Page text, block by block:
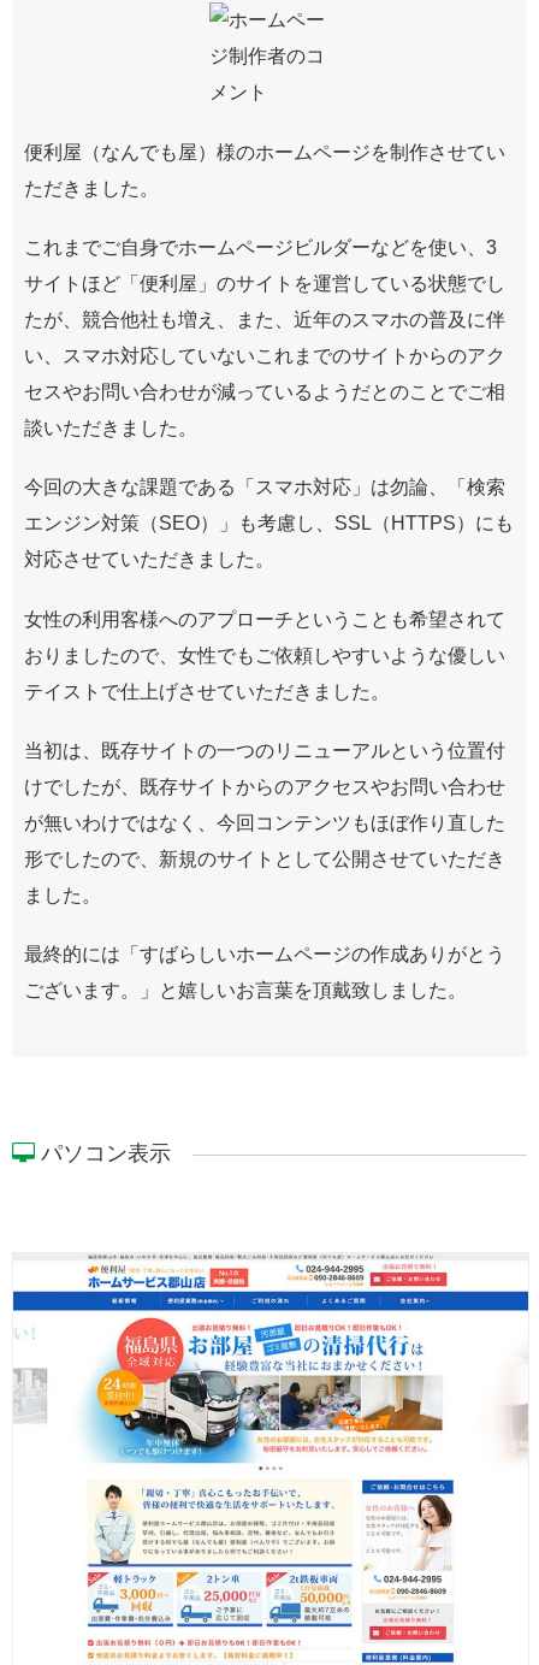
便利屋（なんでも屋）様のホームページを制作させてい
ただきました。
これまでご自身でホームページビルダーなどを使い、3
サイトほど「便利屋」のサイトを運営している状態でし
たが、競合他社も増え、また、近年のスマホの普及に伴
い、スマホ対応していないこれまでのサイトからのアク
セスやお問い合わせが減っているようだとのことでご相
談いただきました。
今回の大きな課題である「スマホ対応」は勿論、「検索
エンジン対策（SEO）」も考慮し、SSL（HTTPS）にも
対応させていただきました。
女性の利用客様へのアプローチということも希望されて
おりましたので、女性でもご依頼しやすいような優しい
テイストで仕上げさせていただきました。
当初は、既存サイトの一つのリニューアルという位置付
けでしたが、既存サイトからのアクセスやお問い合わせ
が無いわけではなく、今回コンテンツもほぼ作り直した
形でしたので、新規のサイトとして公開させていただき
ました。
最終的には「すばらしいホームページの作成ありがとう
ございます。」と嬉しいお言葉を頂戴致しました。
パソコン表示